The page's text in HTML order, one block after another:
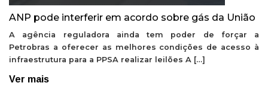
ANP pode interferir em acordo sobre gás da União
A agência reguladora ainda tem poder de forçar a
Petrobras a oferecer as melhores condições de acesso à
infraestrutura para a PPSA realizar leilões A […]
Ver mais